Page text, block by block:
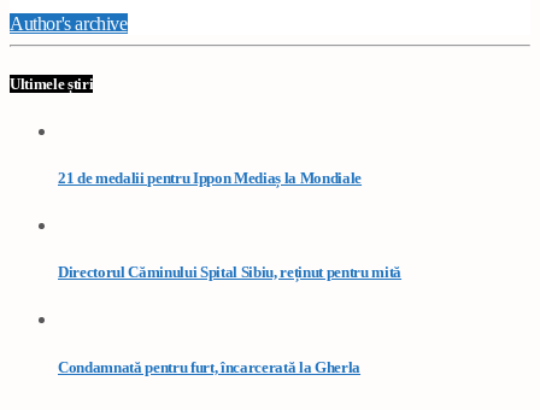
Author's archive
Ultimele știri
21 de medalii pentru Ippon Mediaș la Mondiale
Directorul Căminului Spital Sibiu, reținut pentru mită
Condamnată pentru furt, încarcerată la Gherla